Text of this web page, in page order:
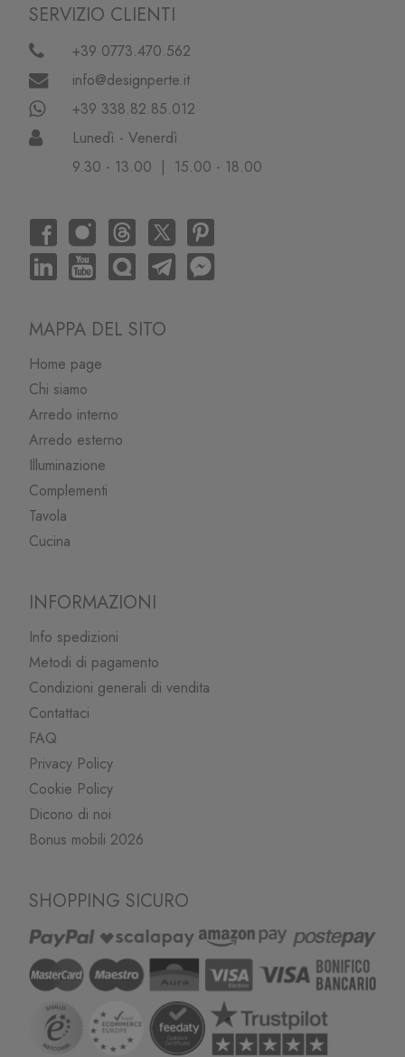
SERVIZIO CLIENTI
+39 0773.470.562
info@designperte.it
+39 338.82.85.012
Lunedì - Venerdì
9.30 - 13.00 | 15.00 - 18.00
MAPPA DEL SITO
Home page
Chi siamo
Arredo interno
Arredo esterno
Illuminazione
Complementi
Tavola
Cucina
INFORMAZIONI
Info spedizioni
Metodi di pagamento
Condizioni generali di vendita
Contattaci
FAQ
Privacy Policy
Cookie Policy
Dicono di noi
Bonus mobili 2026
SHOPPING SICURO